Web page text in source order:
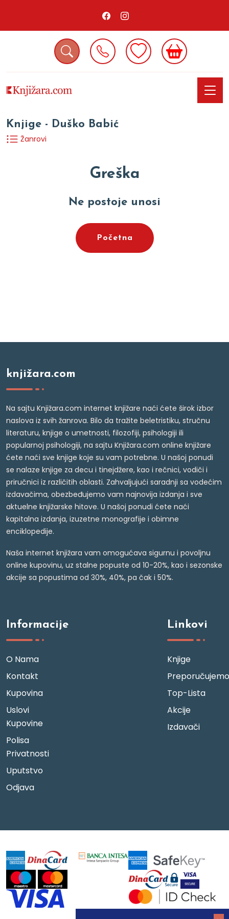
Knjige - Duško Babić
Žanrovi
Greška
Ne postoje unosi
Početna
knjižara.com
Na sajtu Knjižara.com internet knjižare naći ćete širok izbor
naslova iz svih žanrova. Bilo da tražite beletristiku, stručnu
literaturu, knjige o umetnosti, filozofiji, psihologiji ili
popularnoj psihologiji, na sajtu Knjižara.com online knjižare
ćete naći sve knjige koje su vam potrebne. U našoj ponudi
se nalaze knjige za decu i tinejdžere, kao i rečnici, vodiči i
priručnici iz različitih oblasti. Zahvaljujući saradnji sa vodećim
izdavačima, obezbeđujemo vam najnovija izdanja i sve
aktuelne knjižarske hitove. U našoj ponudi ćete naći
kapitalna izdanja, izuzetne monografije i obimne
enciklopedije.
Naša internet knjižara vam omogućava sigurnu i povoljnu
online kupovinu, uz stalne popuste od 10-20%, kao i sezonske
akcije sa popustima od 30%, 40%, pa čak i 50%.
Informacije
O Nama
Kontakt
Kupovina
Uslovi
Kupovine
Polisa
Privatnosti
Uputstvo
Odjava
Linkovi
Knjige
Preporučujemo
Top-Lista
Akcije
Izdavači